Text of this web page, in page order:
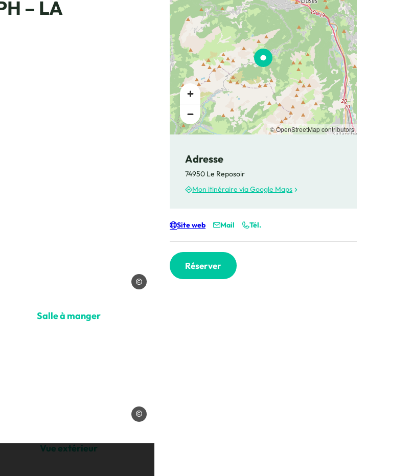
– LA
Balmette
La Balmette
Salle à manger, © La Balmette
La Balmette
Vue extérieur, © La Balmette
© OpenStreetMap contributors
Adresse
74950 Le Reposoir
Mon itinéraire via Google Maps
Site web Mail Tél.
Réserver